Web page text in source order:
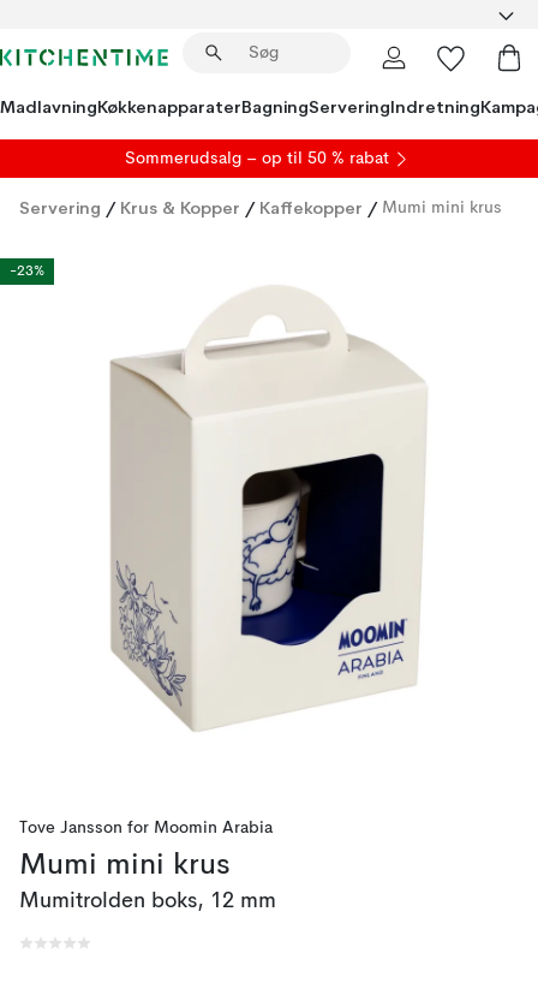
MadlavningKøkkenapparaterBagningServeringIndretning
Sommerudsalg – op til 50 % rabat
Servering / Krus & Kopper / Kaffekopper / Mumi mini krus
-23%
Tove Jansson for Moomin Arabia
Mumi mini krus
Mumitrolden boks, 12 mm